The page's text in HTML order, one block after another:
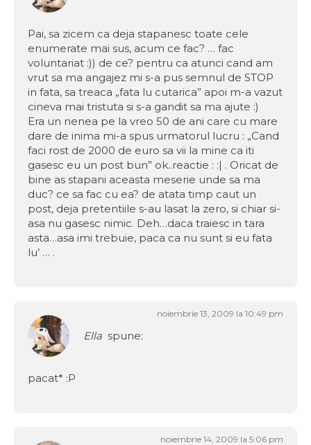
Pai, sa zicem ca deja stapanesc toate cele
enumerate mai sus, acum ce fac? … fac
voluntariat :)) de ce? pentru ca atunci cand am
vrut sa ma angajez mi s-a pus semnul de STOP
in fata, sa treaca „fata lu cutarica” apoi m-a vazut
cineva mai tristuta si s-a gandit sa ma ajute :)
Era un nenea pe la vreo 50 de ani care cu mare
dare de inima mi-a spus urmatorul lucru : „Cand
faci rost de 2000 de euro sa vii la mine ca iti
gasesc eu un post bun” ok..reactie : :| . Oricat de
bine as stapani aceasta meserie unde sa ma
duc? ce sa fac cu ea? de atata timp caut un
post, deja pretentiile s-au lasat la zero, si chiar si-
asa nu gasesc nimic. Deh…daca traiesc in tara
asta…asa imi trebuie, paca ca nu sunt si eu fata
lu’ … .
Ella spune:
noiembrie 13, 2009 la 10:49 pm
pacat* :P
noiembrie 14, 2009 la 5:06 pm